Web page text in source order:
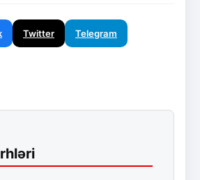
Twitter Telegram